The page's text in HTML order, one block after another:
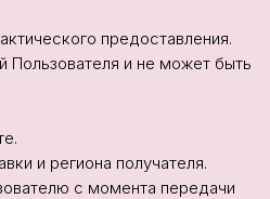
предоставления.
Пользователя и не может быть
и региона получателя.
с момента передачи